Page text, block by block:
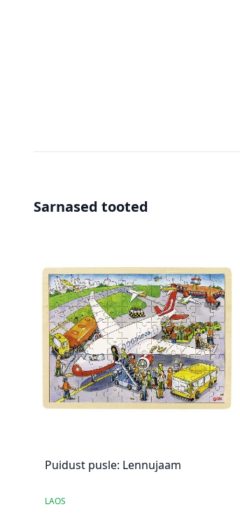
Sarnased tooted
Puidust pusle: Lennujaam
LAOS